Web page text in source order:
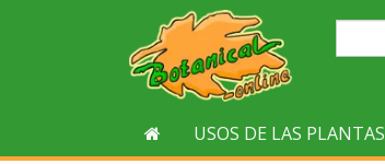
USOS DE LAS PLANTAS